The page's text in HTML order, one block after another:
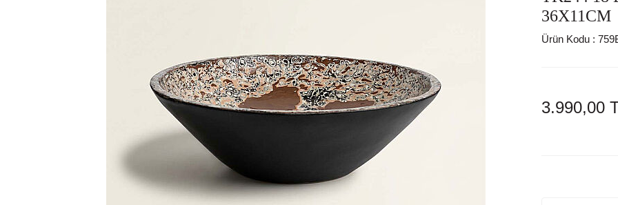
36X11CM
Ürün Kodu :
3.990,00